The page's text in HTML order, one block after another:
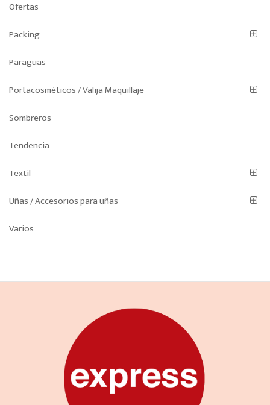
Ofertas
Packing
Paraguas
Portacosméticos / Valija Maquillaje
Sombreros
Tendencia
Textil
Uñas / Accesorios para uñas
Varios